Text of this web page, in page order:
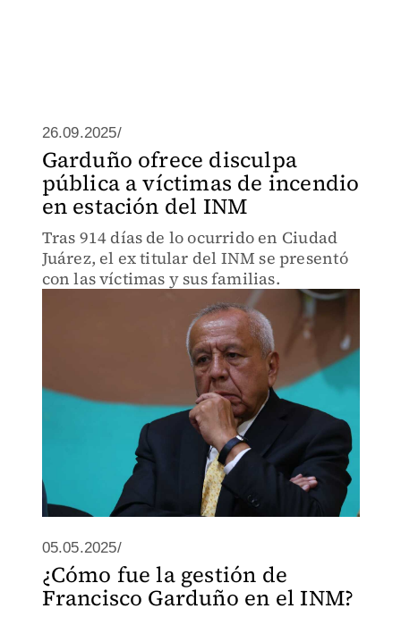
26.09.2025/
Garduño ofrece disculpa
pública a víctimas de incendio
en estación del INM
Tras 914 días de lo ocurrido en Ciudad
Juárez, el ex titular del INM se presentó
con las víctimas y sus familias.
05.05.2025/
¿Cómo fue la gestión de
Francisco Garduño en el INM?